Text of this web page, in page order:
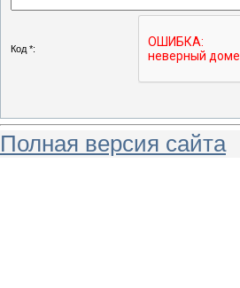
Код *:
Полная версия сайта